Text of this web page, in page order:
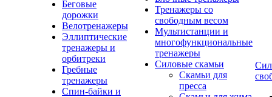
Беговые
дорожки
Велотренажеры
Эллиптические
тренажеры и
орбитреки
Гребные
тренажеры
Спин-байки и
Тренажеры со
свободным весом
Мультистанции и
многофункциональные
тренажеры
Силовые скамьи
Скамьи для
пресса